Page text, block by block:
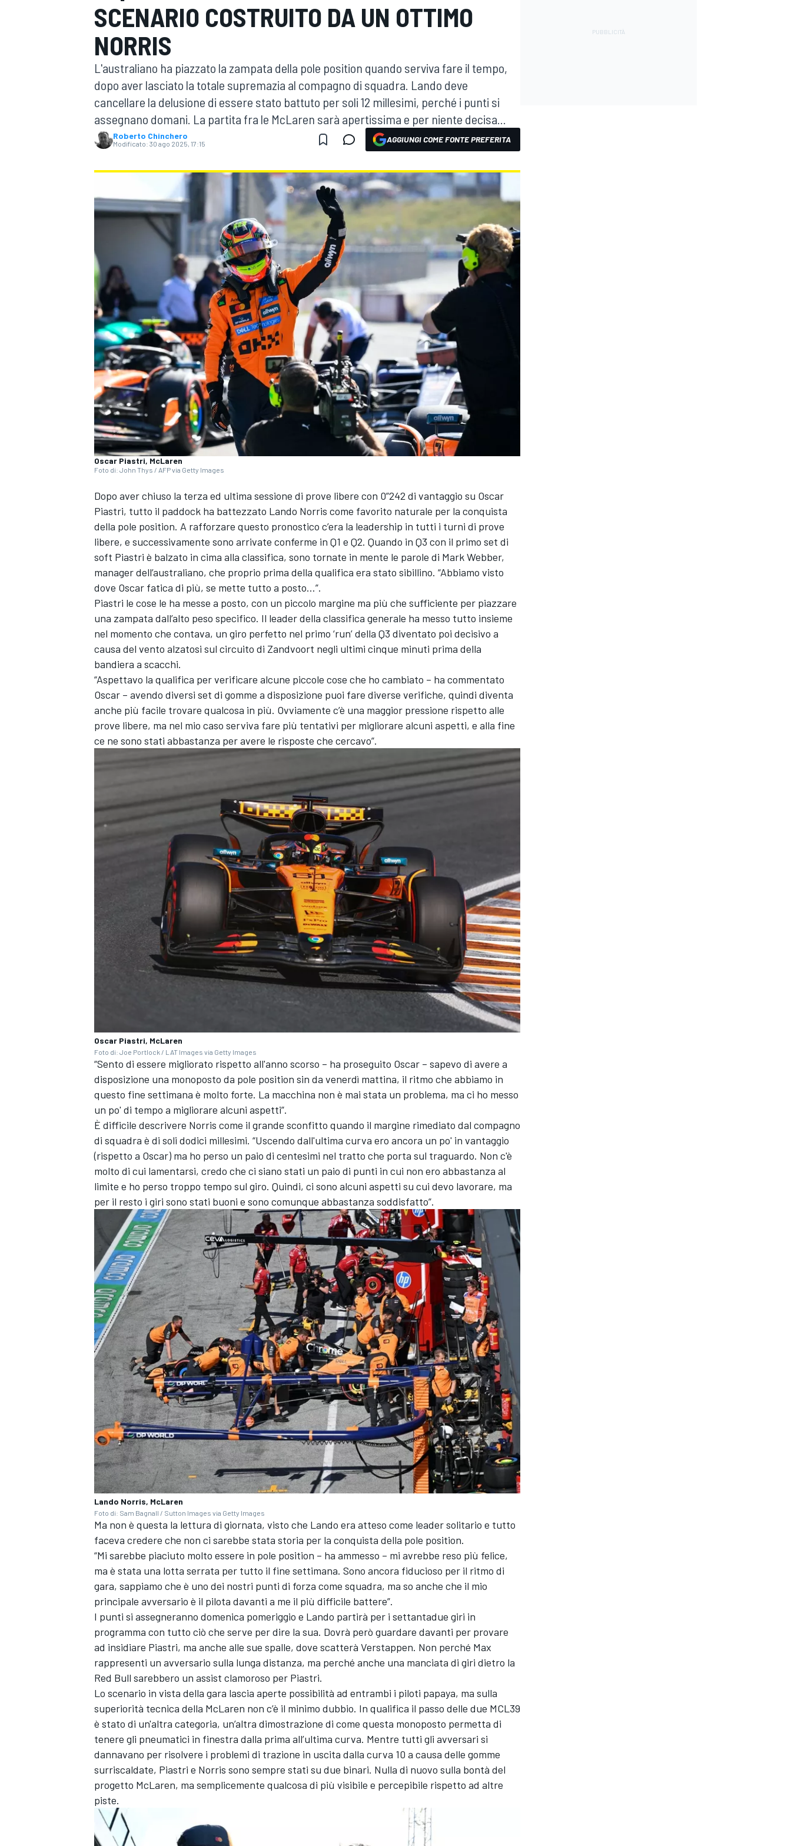
MOTOGP WEC
WRC
MONOPOSTO
MONOMARCA
SCENARIO COSTRUITO DA UN OTTIMO
NORRIS
L'australiano ha piazzato la zampata della pole position quando serviva fare il tempo,
dopo aver lasciato la totale supremazia al compagno di squadra. Lando deve
cancellare la delusione di essere stato battuto per soli 12 millesimi, perché i punti si
assegnano domani. La partita fra le McLaren sarà apertissima e per niente decisa...
Roberto Chinchero
Modificato: 30 ago 2025, 17:15 AGGIUNGI COME FONTE PREFERITA
Oscar Piastri, McLaren
Foto di: John Thys / AFP via Getty Images
Dopo aver chiuso la terza ed ultima sessione di prove libere con 0”242 di vantaggio su Oscar
Piastri, tutto il paddock ha battezzato Lando Norris come favorito naturale per la conquista
della pole position. A rafforzare questo pronostico c’era la leadership in tutti i turni di prove
libere, e successivamente sono arrivate conferme in Q1 e Q2. Quando in Q3 con il primo set di
soft Piastri è balzato in cima alla classifica, sono tornate in mente le parole di Mark Webber,
manager dell’australiano, che proprio prima della qualifica era stato sibillino. “Abbiamo visto
dove Oscar fatica di più, se mette tutto a posto…”.
Piastri le cose le ha messe a posto, con un piccolo margine ma più che sufficiente per piazzare
una zampata dall’alto peso specifico. Il leader della classifica generale ha messo tutto insieme
nel momento che contava, un giro perfetto nel primo ‘run’ della Q3 diventato poi decisivo a
causa del vento alzatosi sul circuito di Zandvoort negli ultimi cinque minuti prima della
bandiera a scacchi.
“Aspettavo la qualifica per verificare alcune piccole cose che ho cambiato – ha commentato
Oscar – avendo diversi set di gomme a disposizione puoi fare diverse verifiche, quindi diventa
anche più facile trovare qualcosa in più. Ovviamente c’è una maggior pressione rispetto alle
prove libere, ma nel mio caso serviva fare più tentativi per migliorare alcuni aspetti, e alla fine
ce ne sono stati abbastanza per avere le risposte che cercavo”.
Oscar Piastri, McLaren
Foto di: Joe Portlock / LAT Images via Getty Images
“Sento di essere migliorato rispetto all'anno scorso – ha proseguito Oscar – sapevo di avere a
disposizione una monoposto da pole position sin da venerdì mattina, il ritmo che abbiamo in
questo fine settimana è molto forte. La macchina non è mai stata un problema, ma ci ho messo
un po' di tempo a migliorare alcuni aspetti”.
È difficile descrivere Norris come il grande sconfitto quando il margine rimediato dal compagno
di squadra è di soli dodici millesimi. “Uscendo dall'ultima curva ero ancora un po' in vantaggio
(rispetto a Oscar) ma ho perso un paio di centesimi nel tratto che porta sul traguardo. Non c'è
molto di cui lamentarsi, credo che ci siano stati un paio di punti in cui non ero abbastanza al
limite e ho perso troppo tempo sul giro. Quindi, ci sono alcuni aspetti su cui devo lavorare, ma
per il resto i giri sono stati buoni e sono comunque abbastanza soddisfatto”.
Lando Norris, McLaren
Foto di: Sam Bagnall / Sutton Images via Getty Images
Ma non è questa la lettura di giornata, visto che Lando era atteso come leader solitario e tutto
faceva credere che non ci sarebbe stata storia per la conquista della pole position.
“Mi sarebbe piaciuto molto essere in pole position – ha ammesso – mi avrebbe reso più felice,
ma è stata una lotta serrata per tutto il fine settimana. Sono ancora fiducioso per il ritmo di
gara, sappiamo che è uno dei nostri punti di forza come squadra, ma so anche che il mio
principale avversario è il pilota davanti a me il più difficile battere”.
I punti si assegneranno domenica pomeriggio e Lando partirà per i settantadue giri in
programma con tutto ciò che serve per dire la sua. Dovrà però guardare davanti per provare
ad insidiare Piastri, ma anche alle sue spalle, dove scatterà Verstappen. Non perché Max
rappresenti un avversario sulla lunga distanza, ma perché anche una manciata di giri dietro la
Red Bull sarebbero un assist clamoroso per Piastri.
Lo scenario in vista della gara lascia aperte possibilità ad entrambi i piloti papaya, ma sulla
superiorità tecnica della McLaren non c’è il minimo dubbio. In qualifica il passo delle due MCL39
è stato di un'altra categoria, un’altra dimostrazione di come questa monoposto permetta di
tenere gli pneumatici in finestra dalla prima all’ultima curva. Mentre tutti gli avversari si
dannavano per risolvere i problemi di trazione in uscita dalla curva 10 a causa delle gomme
surriscaldate, Piastri e Norris sono sempre stati su due binari. Nulla di nuovo sulla bontà del
progetto McLaren, ma semplicemente qualcosa di più visibile e percepibile rispetto ad altre
piste.